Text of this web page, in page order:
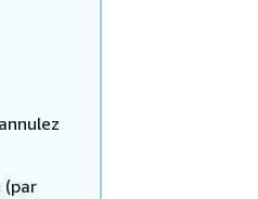
(par